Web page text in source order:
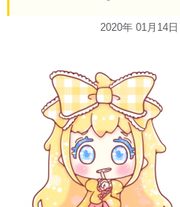
2020年 01月14日